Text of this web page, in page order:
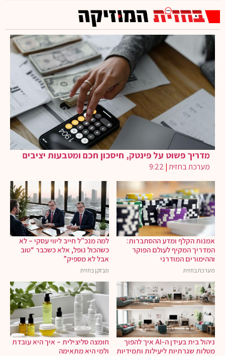
מדריך פשוט על פינטק, חיסכון חכם ומטבעות יציבים
מערכת בחזית|
9:22
אמנות הקלף ומדע ההסתברות:
המדריך המקיף לעולם הפוקר
וההימורים המודרני
מערכת בחזית
למה מנכ"ל חייב ליווי עסקי – לא
כשהכול נופל, אלא כשכבר “טוב
אבל לא מספיק”
מבזקן בחזית
ניהול בית בעידן ה-AI איך להפוך
מטלות שגרתיות ליעילות ותמידיות
חומצה סליצילית – איך היא עובדת
ולמי היא מתאימה